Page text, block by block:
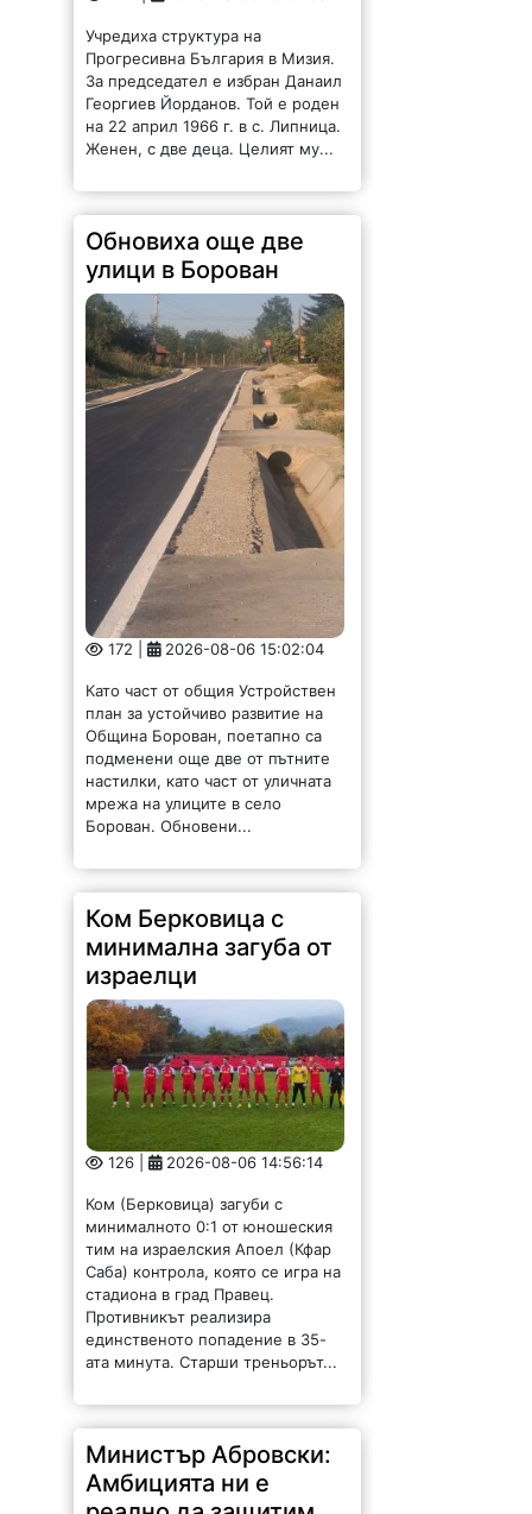
172 | 2026-08-06 15:02:04
Като част от общия Устройствен
план за устойчиво развитие на
Община Борован, поетапно са
подменени още две от пътните
настилки, като част от уличната
мрежа на улиците в село
Борован. Обновени...
Ком Берковица с
минимална загуба от
израелци
Ком (Берковица) загуби с
минималното 0:1 от юношеския
тим на израелския Апоел (Кфар
Саба) контрола, която се игра на
стадиона в град Правец.
Противникът реализира
единственото попадение в 35-
ата минута. Старши треньорът...
Министър Абровски:
Амбицията ни е
реално да защитим
българските
производители на
плодове и зеленчуци
от нелоялната
конкуренция